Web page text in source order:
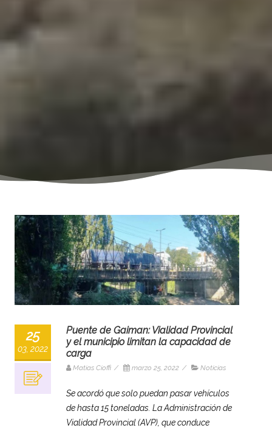
25
03, 2022
Puente de Gaiman: Vialidad Provincial
y el municipio limitan la capacidad de
carga
Matias Cioffi / marzo 25, 2022 / Noticias
Se acordó que solo puedan pasar vehículos
de hasta 15 toneladas. La Administración de
Vialidad Provincial (AVP), que conduce